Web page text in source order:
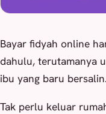
Bayar fidyah online
dahulu, terutamanya
ibu yang baru bersalin.
Tak perlu keluar